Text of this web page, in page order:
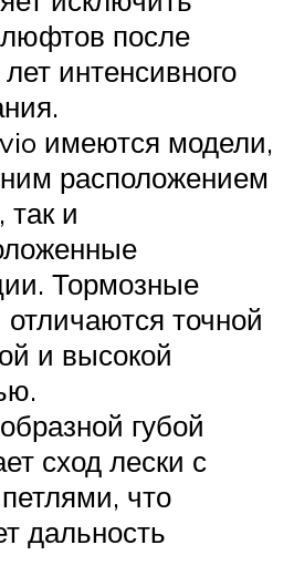
после
интенсивного
имеются модели,
расположением
и
Тормозные
точной
и высокой
губой
сход лески с
что
дальность